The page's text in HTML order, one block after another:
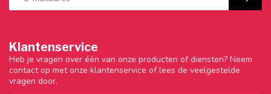
Klantenservice
Heb je vragen over één van onze producten of diensten? Neem
contact op met onze klantenservice of lees de veelgestelde
vragen door.